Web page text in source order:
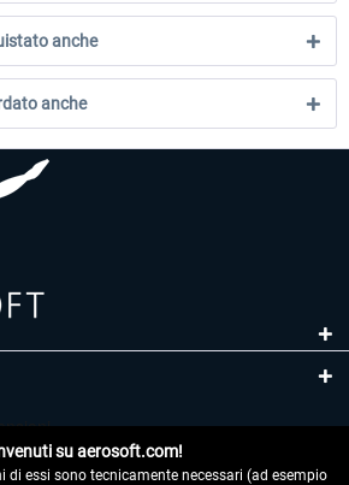
anche
anche
su aerosoft.com!
di essi sono tecnicamente necessari (ad esempio